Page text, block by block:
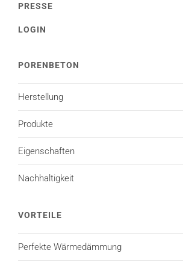
PRESSE
LOGIN
PORENBETON
Herstellung
Produkte
Eigenschaften
Nachhaltigkeit
VORTEILE
Perfekte Wärmedämmung